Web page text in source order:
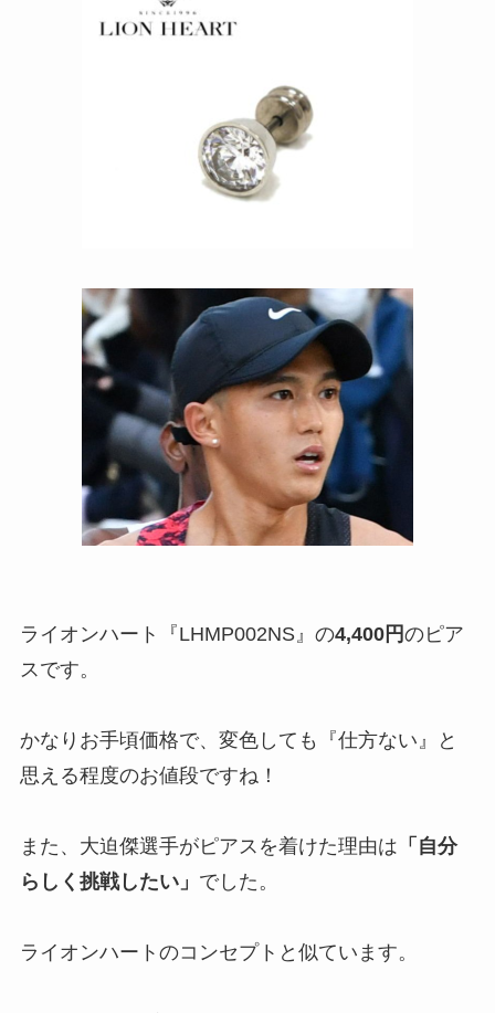
ライオンハート『LHMP002NS』の4,400円のピア
スです。
かなりお手頃価格で、変色しても『仕方ない』と
思える程度のお値段ですね！
また、大迫傑選手がピアスを着けた理由は 「自分
らしく挑戦したい」 でした。
ライオンハートのコンセプトと似ています。